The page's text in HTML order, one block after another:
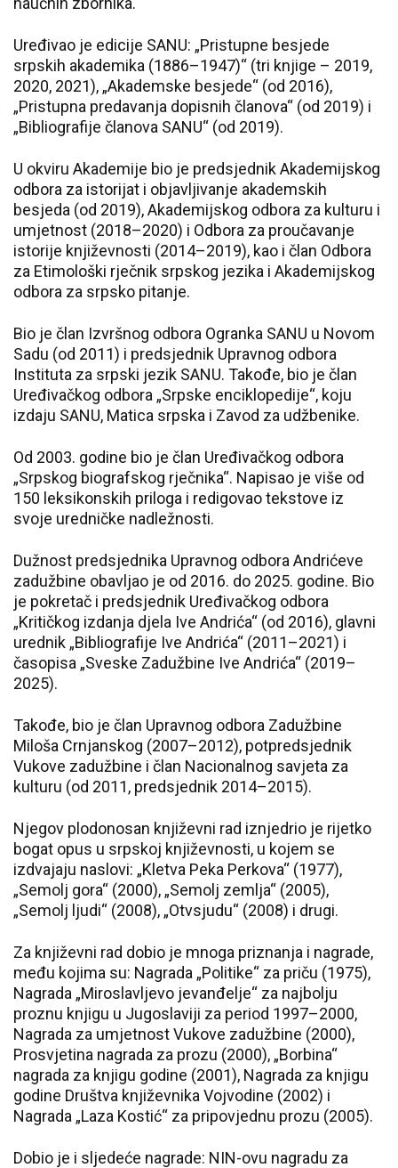
Uređivao je edicije SANU: „Pristupne besjede
srpskih akademika (1886–1947)“ (tri knjige – 2019,
2020, 2021), „Akademske besjede“ (od 2016),
„Pristupna predavanja dopisnih članova“ (od 2019) i
„Bibliografije članova SANU“ (od 2019).
U okviru Akademije bio je predsjednik Akademijskog
odbora za istorijat i objavljivanje akademskih
besjeda (od 2019), Akademijskog odbora za kulturu i
umjetnost (2018–2020) i Odbora za proučavanje
istorije književnosti (2014–2019), kao i član Odbora
za Etimološki rječnik srpskog jezika i Akademijskog
odbora za srpsko pitanje.
Bio je član Izvršnog odbora Ogranka SANU u Novom
Sadu (od 2011) i predsjednik Upravnog odbora
Instituta za srpski jezik SANU. Takođe, bio je član
Uređivačkog odbora „Srpske enciklopedije“, koju
izdaju SANU, Matica srpska i Zavod za udžbenike.
Od 2003. godine bio je član Uređivačkog odbora
„Srpskog biografskog rječnika“. Napisao je više od
150 leksikonskih priloga i redigovao tekstove iz
svoje uredničke nadležnosti.
Dužnost predsjednika Upravnog odbora Andrićeve
zadužbine obavljao je od 2016. do 2025. godine. Bio
je pokretač i predsjednik Uređivačkog odbora
„Kritičkog izdanja djela Ive Andrića“ (od 2016), glavni
urednik „Bibliografije Ive Andrića“ (2011–2021) i
časopisa „Sveske Zadužbine Ive Andrića“ (2019–
2025).
Takođe, bio je član Upravnog odbora Zadužbine
Miloša Crnjanskog (2007–2012), potpredsjednik
Vukove zadužbine i član Nacionalnog savjeta za
kulturu (od 2011, predsjednik 2014–2015).
Njegov plodonosan književni rad iznjedrio je rijetko
bogat opus u srpskoj književnosti, u kojem se
izdvajaju naslovi: „Kletva Peka Perkova“ (1977),
„Semolj gora“ (2000), „Semolj zemlja“ (2005),
„Semolj ljudi“ (2008), „Otvsjudu“ (2008) i drugi.
Za književni rad dobio je mnoga priznanja i nagrade,
među kojima su: Nagrada „Politike“ za priču (1975),
Nagrada „Miroslavljevo jevanđelje“ za najbolju
proznu knjigu u Jugoslaviji za period 1997–2000,
Nagrada za umjetnost Vukove zadužbine (2000),
Prosvjetina nagrada za prozu (2000), „Borbina“
nagrada za knjigu godine (2001), Nagrada za knjigu
godine Društva književnika Vojvodine (2002) i
Nagrada „Laza Kostić“ za pripovjednu prozu (2005).
Dobio je i sljedeće nagrade: NIN-ovu nagradu za